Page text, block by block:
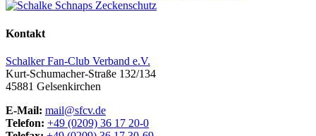
Kontakt
Schalker Fan-Club Verband e.V.
Kurt-Schumacher-Straße 132/134
45881 Gelsenkirchen
E-Mail: mail@sfcv.de
Telefon: +49 (0209) 36 17 20-0